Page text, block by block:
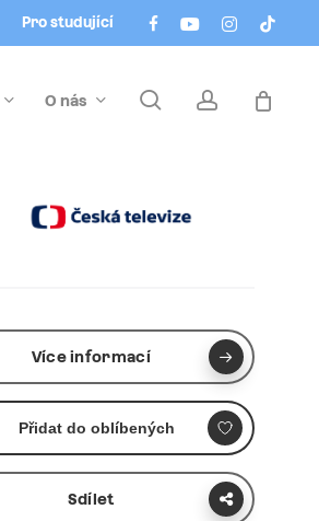
facebookyoutubeinstagram
tiktok
Pro studující
O nás searchaccount
Více informací
Přidat do oblíbených
Sdílet
Menu